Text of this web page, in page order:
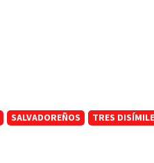
SALVADOREÑOS TRES